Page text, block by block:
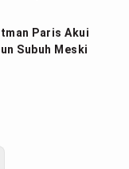
Paris Akui
Subuh Meski